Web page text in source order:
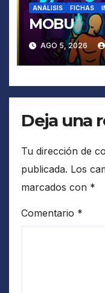
ANÁLISIS FICHAS
MOBU
AGO 5, 2026
Deja una
Tu dirección de
publicada. Los
marcados con *
Comentario *